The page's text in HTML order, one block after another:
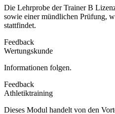
Die Lehrprobe der Trainer B
sowie einer mündlichen Prüfung,
stattfindet.
Feedback
Wertungskunde
Informationen folgen.
Feedback
Athletiktraining
Dieses Modul handelt von den